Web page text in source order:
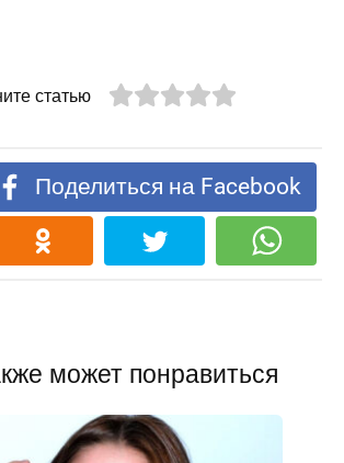
статью
Поделиться на Facebook
может понравиться